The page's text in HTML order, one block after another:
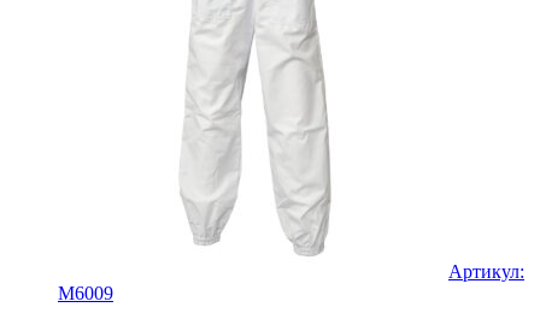
Артикул:
M6009